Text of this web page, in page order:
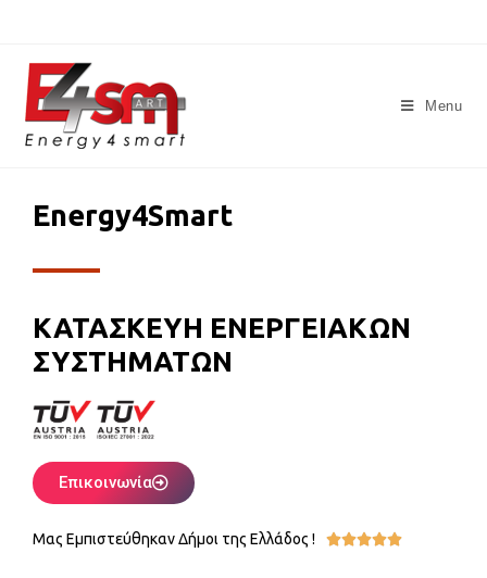
Menu
Energy4Smart
ΚΑΤΑΣΚΕΥΗ ΕΝΕΡΓΕΙΑΚΩΝ
ΣΥΣΤΗΜΑΤΩΝ
Επικοινωνία
Μας Εμπιστεύθηκαν Δήμοι της Ελλάδος ! 